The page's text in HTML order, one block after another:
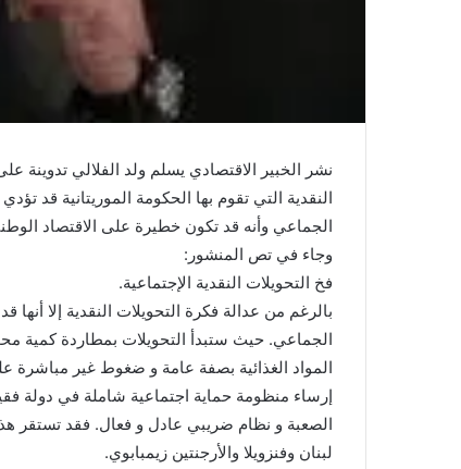
نشر الخبير الاقتصادي يسلم ولد الفلالي تدوينة
النقدية التي تقوم بها الحكومة الموريتانية قد
الجماعي وأنه قد تكون خطيرة على الاقتصاد
وجاء في تص المنشور:
فخ التحويلات النقدية الإجتماعية.
بالرغم من عدالة فكرة التحويلات النقدية إلا
الجماعي. حيث ستبدأ التحويلات بمطاردة كمية
المواد الغذائية بصفة عامة و ضغوط غير مباشرة
إرساء منظومة حماية اجتماعية شاملة في دولة
الصعبة و نظام ضريبي عادل و فعال. فقد تستقر
لبنان وفنزويلا والأرجنتين زيمبابوي.